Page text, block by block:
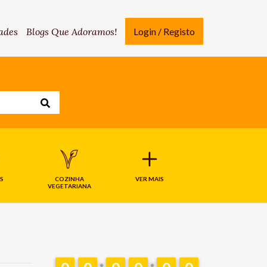
Blogs Que Adoramos! Login / Registo
COZINHA
VEGETARIANA
VER MAIS